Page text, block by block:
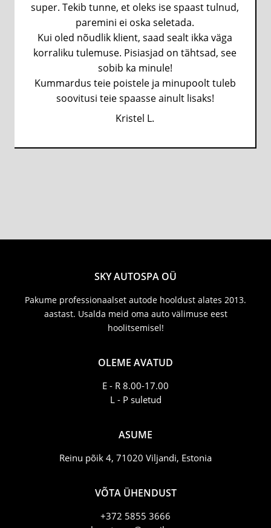
super. Tekib tunne, et oleks ise spaast tulnud,
paremini ei oska seletada.
Kui oled nõudlik klient, saad sealt ikka väga
korraliku tulemuse. Pisiasjad on tähtsad, see
sobib ka minule!
Kummardus teie poistele ja minupoolt tuleb
soovitusi teie spaasse ainult lisaks!
Kristel L.
Kristel L.
SKY AUTOSPA OÜ
Pakume professionaalset autode hooldust alates 2013.
aastast. Usalda meid oma auto välimuse eest
hoolitsemisel!
OLEME AVATUD
E - R 8.00-17.00
L - P suletud
ASUME
Reinu põik 4, 71020 Viljandi, Estonia
VÕTA ÜHENDUST
+372 5855 3666